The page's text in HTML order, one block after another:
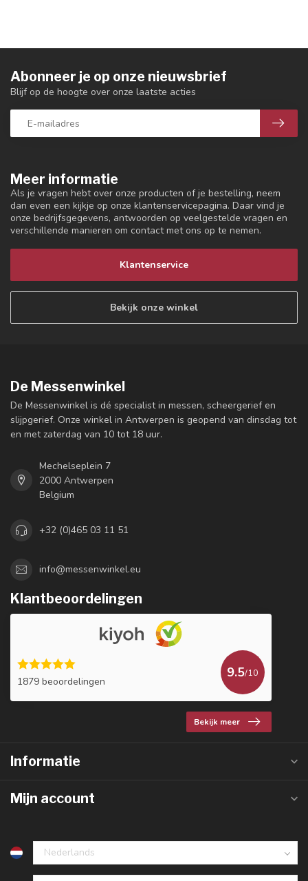
Meer informatie
Als je vragen hebt over onze producten of je bestelling, neem
dan even een kijkje op onze klantenservicepagina. Daar vind je
onze bedrijfsgegevens, antwoorden op veelgestelde vragen en
verschillende manieren om contact met ons op te nemen.
Klantenservice
Bekijk onze winkel
Abonneer je op onze nieuwsbrief
Blijf op de hoogte over onze laatste acties
De Messenwinkel
De Messenwinkel is dé specialist in messen, scheergerief en
slijpgerief. Onze winkel in Antwerpen is geopend van dinsdag tot
en met zaterdag van 10 tot 18 uur.
Mechelseplein 7
2000 Antwerpen
Belgium
+32 (0)465 03 11 51
info@messenwinkel.eu
Klantbeoordelingen
1879 beoordelingen
9.5/10
Bekijk meer
Informatie
Mijn account